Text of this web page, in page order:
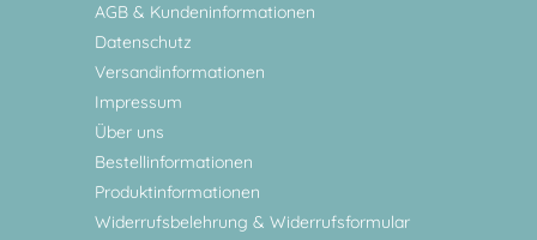
AGB & Kundeninformationen
Datenschutz
Versandinformationen
Impressum
Über uns
Bestellinformationen
Produktinformationen
Widerrufsbelehrung & Widerrufsformular